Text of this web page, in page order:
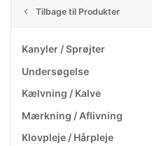
Tilbage til Produkter
Kanyler / Sprøjter
Undersøgelse
Kælvning / Kalve
Mærkning / Aflivning
Klovpleje / Hårpleje